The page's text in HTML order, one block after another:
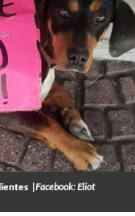
|Facebook: Eliot